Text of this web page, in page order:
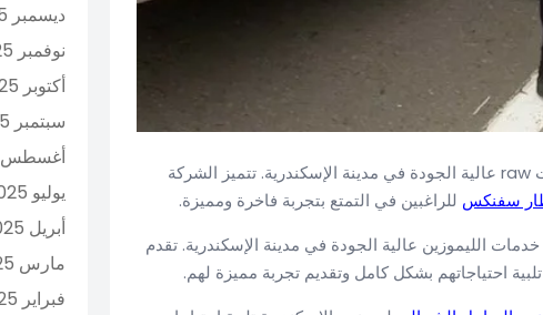
شركة ليموزين الإسكندرية تُعتبر من الشركات الرائدة في مجال تقديم خدمات raw عالية الجودة في مدينة الإسكندرية. تتميز الشركة
سفنكس للراغبين في التمتع بتجربة فاخرة ومميزة.
الليموزين عالية الجودة في مدينة الإسكندرية. تقدم
احتياجاتهم بشكل كامل وتقديم تجربة مميزة لهم.
ديسمبر 2025
نوفمبر 2025
أكتوبر 2025
سبتمبر 2025
أغسطس 2025
يوليو 2025
أبريل 2025
مارس 2025
فبراير 2025